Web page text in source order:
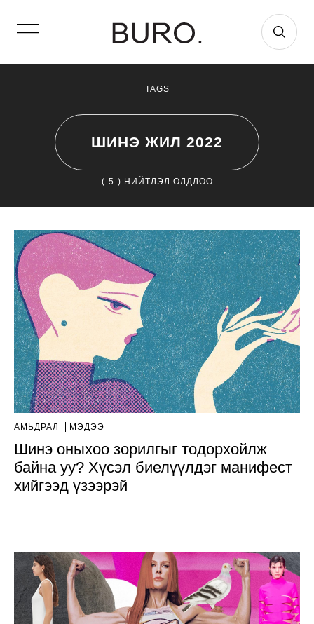
TAGS
ШИНЭ ЖИЛ 2022
( 5 ) НИЙТЛЭЛ ОЛДЛОО
АМЬДРАЛ МЭДЭЭ
Шинэ оныхоо зорилгыг тодорхойлж
байна уу? Хүсэл биелүүлдэг манифест
хийгээд үзээрэй